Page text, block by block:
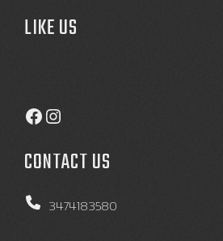
LIKE US
Facebook
Instagram
CONTACT US
3474183580